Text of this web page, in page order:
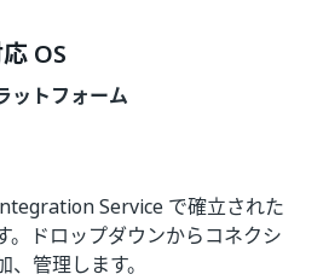
OS
ットフォーム
Service で確立された
。ドロップダウンからコネクシ
管理します。